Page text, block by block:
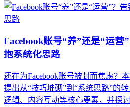
Facebook账号“养”还是“运营
抱系统化思路
还在为Facebook账号被封而焦虑？
提出从“技巧堆砌”到“系统思路”的
逻辑、内容互动等核心要素，并探